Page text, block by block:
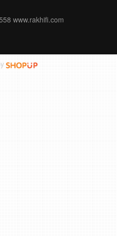
www.rakhifi.com